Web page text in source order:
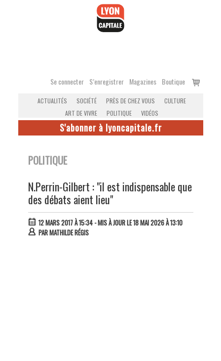
Se connecter S’enregistrer Magazines Boutique
Voir
ACTUALITÉS SOCIÉTÉ PRÈS DE CHEZ VOUS
CULTURE
ART DE VIVRE
POLITIQUE VIDÉOS
S'abonner à lyoncapitale.fr
POLITIQUE
N.Perrin-Gilbert : "il est indispensable que
des débats aient lieu"
12 MARS 2017 À 15:34- MIS À JOUR LE 18 MAI 2026 À 13:10
PARMATHILDE RÉGIS